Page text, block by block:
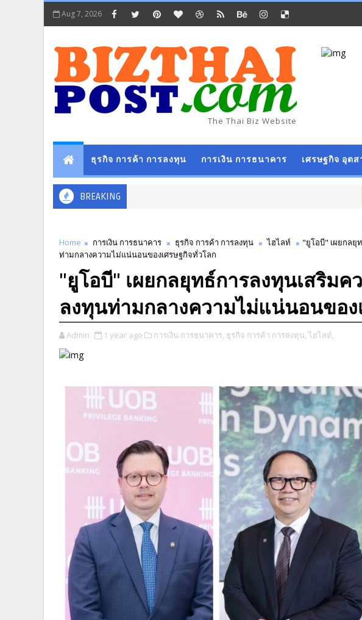
Aug 7, 2026
The Thai Biz Website
ธุรกิจ การค้า การลงทุน การเงิน การธนาคาร เศรษฐกิจ อุต
BREAKING อาเซียน
Home การเงิน การธนาคาร ธุรกิจ การค้า การลงทุน ไฮไลท์
"ยูโอบี" เผยกลยุ
ท่ามกลางความไม่แน่นอนของเศรษฐกิจทั่วโลก
"ยูโอบี" เผยกลยุทธ์การลงทุนเสริม
ลงทุนท่ามกลางความไม่แน่นอนของ
Admin 1 year ago การเงิน การธนาคาร, ธุรกิจ การค้า การลงทุน, ไฮไลท์,